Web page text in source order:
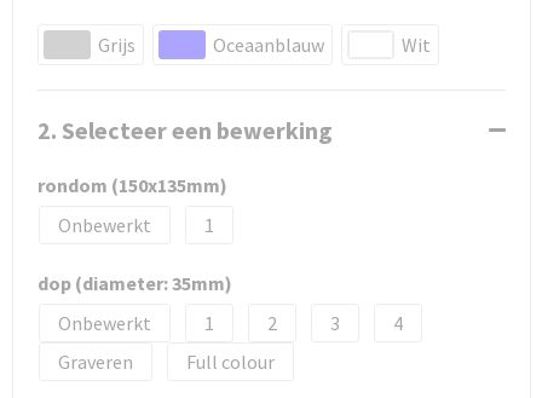
Grijs Oceaanblauw Wit
2. Selecteer een bewerking
rondom (150x135mm)
Onbewerkt
1
dop (diameter: 35mm)
Onbewerkt
1 2 3
4
Graveren
Full colour